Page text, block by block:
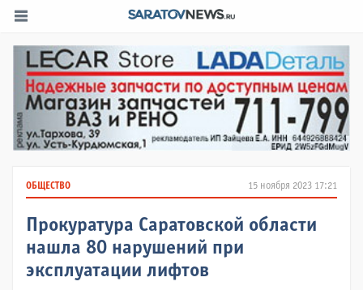
15 ноября 2023 17:21
ОБЩЕСТВО
Прокуратура Саратовской области
нашла 80 нарушений при
эксплуатации лифтов